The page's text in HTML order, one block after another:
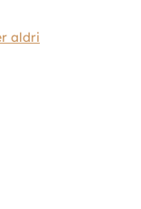
aldri